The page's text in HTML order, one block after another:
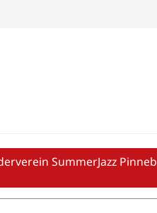
SummerJazz